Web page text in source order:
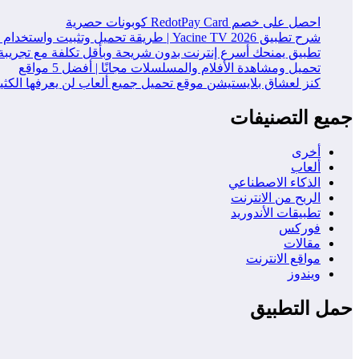
احصل على خصم RedotPay Card كوبونات حصرية
شرح تطبيق Yacine TV 2026 | طريقة تحميل وتثبيت واستخدام التطبيق خطوة بخطوة
تطبيق يمنحك أسرع إنترنت بدون شريحة وبأقل تكلفة مع
تحميل ومشاهدة الأفلام والمسلسلات مجانًا | أفضل 5 مواقع
كنز لعشاق بلايستيشن موقع تحميل جميع ألعاب لن يعرفها
جميع التصنيفات
أخرى
ألعاب
الذكاء الاصطناعي
الربح من الانترنت
تطبيقات الأندوريد
فوركس
مقالات
مواقع الانترنت
ويندوز
حمل التطبيق